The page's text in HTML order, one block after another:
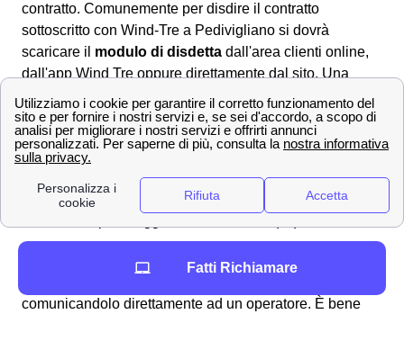
contratto. Comunemente per disdire il contratto
sottoscritto con Wind-Tre a Pedivigliano si dovrà
scaricare il modulo di disdetta dall'area clienti online,
dall'app Wind Tre oppure direttamente dal sito. Una
volta compilatolo si potrà:
📧 Inviarlo via PEC all'indirizzo apposito:
[email protected]
✉Spedirlo con una raccomandata A/R
indirizzata a WIND Tre S.p.A. CD MILANO
In alternativa, è anche possibile disdire con WindTre a
comunicandolo direttamente ad un operatore. È bene
Fatti Richiamare